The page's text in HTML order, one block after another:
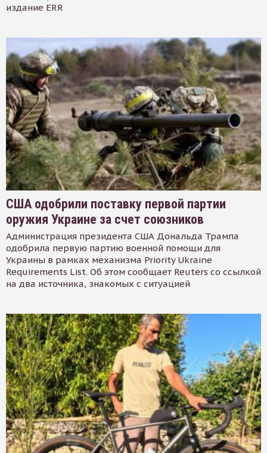
издание ERR
США одобрили поставку первой партии
оружия Украине за счет союзников
Администрация президента США Дональда Трампа
одобрила первую партию военной помощи для
Украины в рамках механизма Priority Ukraine
Requirements List. Об этом сообщает Reuters со ссылкой
на два источника, знакомых с ситуацией